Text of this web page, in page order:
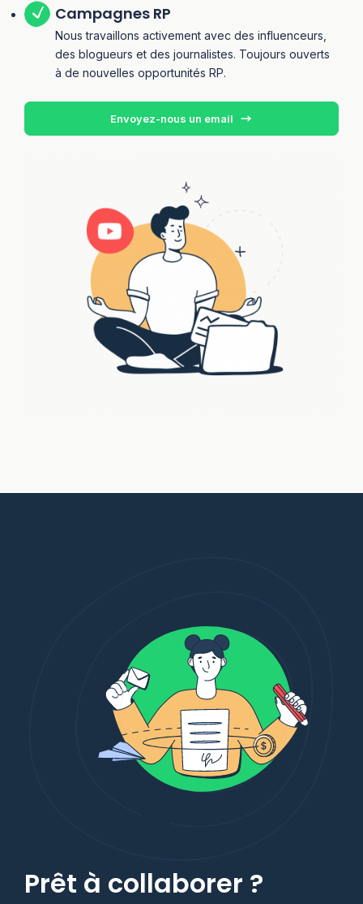
Campagnes RP
Nous travaillons activement avec des influenceurs,
des blogueurs et des journalistes. Toujours ouverts
à de nouvelles opportunités RP.
Envoyez-nous un email
Prêt à collaborer ?